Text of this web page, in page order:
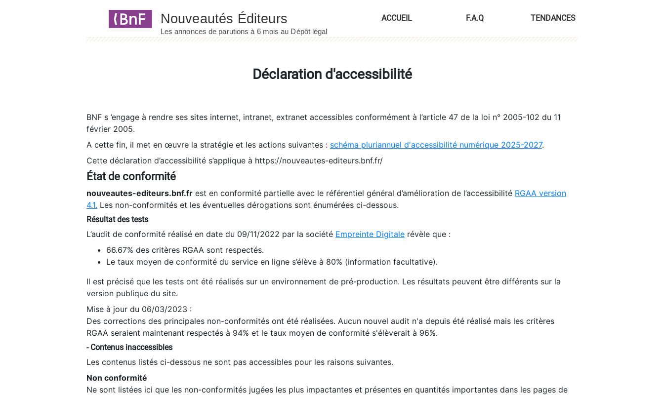
ACCUEIL F.A.Q TENDANCES
Déclaration d'accessibilité
BNF s ’engage à rendre ses sites internet, intranet, extranet accessibles conformément à l’article 47 de la loi n° 2005-102 du 11
février 2005.
A cette fin, il met en œuvre la stratégie et les actions suivantes : schéma pluriannuel d'accessibilité numérique 2025-2027.
Cette déclaration d’accessibilité s’applique à https://nouveautes-editeurs.bnf.fr/
État de conformité
nouveautes-editeurs.bnf.fr est en conformité partielle avec le référentiel général d’amélioration de l’accessibilité RGAA version
4.1. Les non-conformités et les éventuelles dérogations sont énumérées ci-dessous.
Résultat des tests
L’audit de conformité réalisé en date du 09/11/2022 par la société Empreinte Digitale révèle que :
66.67% des critères RGAA sont respectés.
Le taux moyen de conformité du service en ligne s’élève à 80% (information facultative).
Il est précisé que les tests ont été réalisés sur un environnement de pré-production. Les résultats peuvent être différents sur la
version publique du site.
Mise à jour du 06/03/2023 :
Des corrections des principales non-conformités ont été réalisées. Aucun nouvel audit n'a depuis été réalisé mais les critères
RGAA seraient maintenant respectés à 94% et le taux moyen de conformité s'élèverait à 96%.
- Contenus inaccessibles
Les contenus listés ci-dessous ne sont pas accessibles pour les raisons suivantes.
Non conformité
Ne sont listées ici que les non-conformités jugées les plus impactantes et présentes en quantités importantes dans les pages de